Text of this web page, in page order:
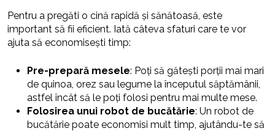
Pentru a pregăti o cină rapidă și sănătoasă, este
important să fii eficient. Iată câteva sfaturi care te vor
ajuta să economisești timp:
Pre-prepară mesele: Poți să gătești porții mai mari
de quinoa, orez sau legume la începutul săptămânii,
astfel încât să le poți folosi pentru mai multe mese.
Folosirea unui robot de bucătărie: Un robot de
bucătărie poate economisi mult timp, ajutându-te să